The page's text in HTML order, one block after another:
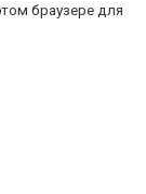
браузере для